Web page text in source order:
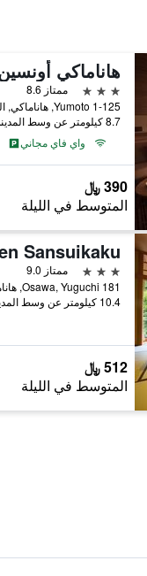
3 نجوم
ممتاز 8.6
1-125 Yumoto, هاناماكي, اليابان
8.7 كيلومتر عن وسط المدينة
واي فاي مجاني
390 ﷼
المتوسط في الليلة
3 نجوم
ممتاز 9.0
181 Osawa, Yuguchi, هاناماكي, اليابان
10.4 كيلومتر عن وسط المدينة
512 ﷼
المتوسط في الليلة